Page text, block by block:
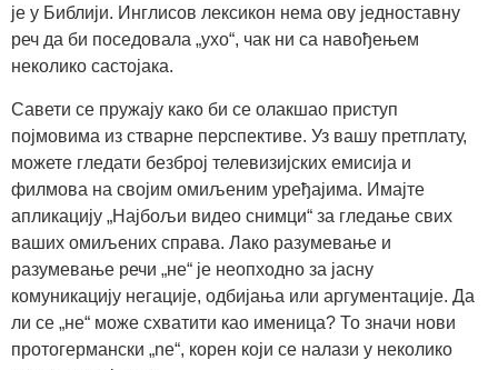
је у Библији. Инглисов лексикон нема ову једноставну
реч да би поседовала „ухо“, чак ни са навођењем
неколико састојака.
Савети се пружају како би се олакшао приступ
појмовима из стварне перспективе. Уз вашу претплату,
можете гледати безброј телевизијских емисија и
филмова на својим омиљеним уређајима. Имајте
апликацију „Најбољи видео снимци“ за гледање свих
ваших омиљених справа. Лако разумевање и
разумевање речи „не“ је неопходно за јасну
комуникацију негације, одбијања или аргументације. Да
ли се „не“ може схватити као именица? То значи нови
протогермански „ne“, корен који се налази у неколико